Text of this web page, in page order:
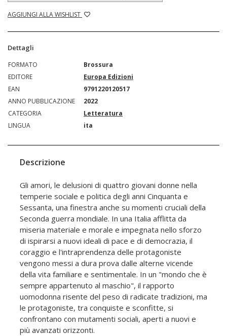
AGGIUNGI ALLA WISHLIST
Dettagli
FORMATO
Brossura
EDITORE
Europa Edizioni
EAN
9791220120517
ANNO PUBBLICAZIONE
2022
CATEGORIA
Letteratura
LINGUA
ita
Descrizione
Gli amori, le delusioni di quattro giovani donne nella
temperie sociale e politica degli anni Cinquanta e
Sessanta, una finestra anche su momenti cruciali della
Seconda guerra mondiale. In una Italia afflitta da
miseria materiale e morale e impegnata nello sforzo
di ispirarsi a nuovi ideali di pace e di democrazia, il
coraggio e l'intraprendenza delle protagoniste
vengono messi a dura prova dalle alterne vicende
della vita familiare e sentimentale. In un "mondo che è
sempre appartenuto al maschio", il rapporto
uomodonna risente del peso di radicate tradizioni, ma
le protagoniste, tra conquiste e sconfitte, si
confrontano con mutamenti sociali, aperti a nuovi e
più avanzati orizzonti.